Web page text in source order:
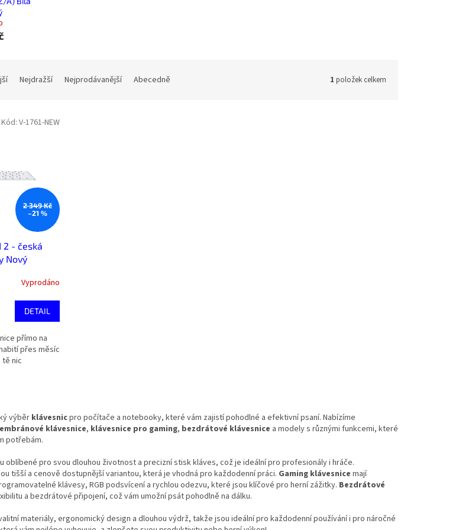
Nejdražší Nejprodávanější Abecedně 1 položek celkem
2 349 Kč
–21 %
2 - česká
Nový
Vyprodáno
DETAIL
přímo na
přes měsíc
tě nic
Kód: V-1761-NEW
l
á
c
í
p
r
k
výběr klávesnicpro počítače a notebooky, které vám zajistí pohodlné a efektivní psaní. Nabízíme
klávesnice, klávesnice pro gaming, bezdrátové klávesnice a modely s různými funkcemi, které
potřebám.
oblíbené pro svou dlouhou životnost a precizní stisk kláves, což je ideální pro profesionály i hráče.
tišší a cenově dostupnější variantou, která je vhodná pro každodenní práci. Gaming klávesnice mají
klávesy, RGB podsvícení a rychlou odezvu, které jsou klíčové pro herní zážitky. Bezdrátové
a bezdrátové připojení, což vám umožní psát pohodlně na dálku.
materiály, ergonomický design a dlouhou výdrž, takže jsou ideální pro každodenní používání i pro náročné